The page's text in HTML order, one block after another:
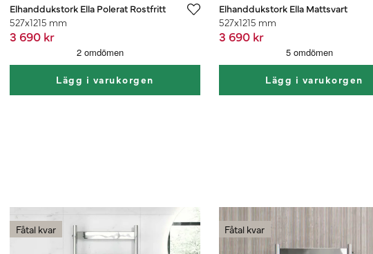
Elhanddukstork Ella Polerat Rostfritt
527x1215 mm
3 690 kr
Lägg i varukorgen
Elhanddukstork Ella Mattsvart
527x1215 mm
3 690 kr
Lägg i varukorgen
Fåtal kvar Fåtal kvar